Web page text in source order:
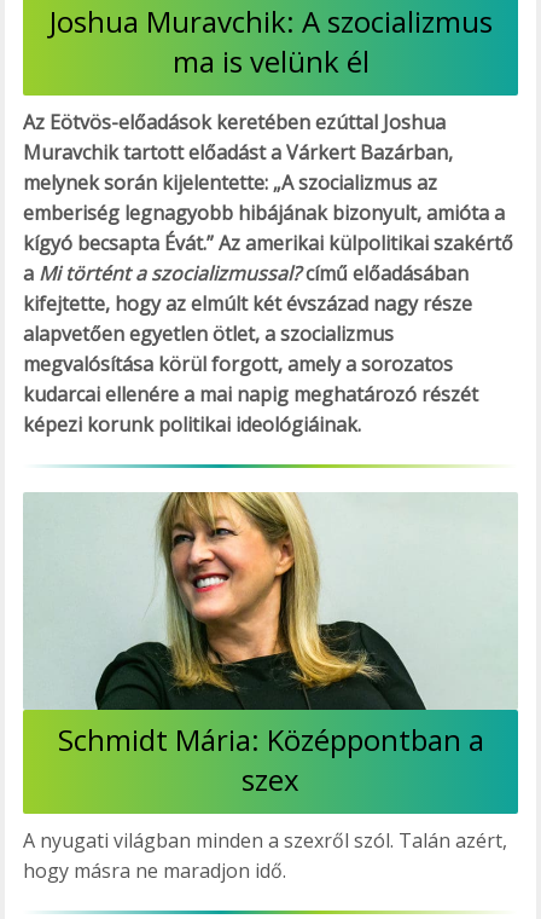
Joshua Muravchik: A szocializmus
ma is velünk él
Az Eötvös-előadások keretében ezúttal Joshua
Muravchik tartott előadást a Várkert Bazárban,
melynek során kijelentette: „A szocializmus az
emberiség legnagyobb hibájának bizonyult, amióta a
kígyó becsapta Évát.” Az amerikai külpolitikai szakértő
a Mi történt a szocializmussal?című előadásában
kifejtette, hogy az elmúlt két évszázad nagy része
alapvetően egyetlen ötlet, a szocializmus
megvalósítása körül forgott, amely a sorozatos
kudarcai ellenére a mai napig meghatározó részét
képezi korunk politikai ideológiáinak.
Schmidt Mária: Középpontban a
szex
A nyugati világban minden a szexről szól. Talán azért,
hogy másra ne maradjon idő.